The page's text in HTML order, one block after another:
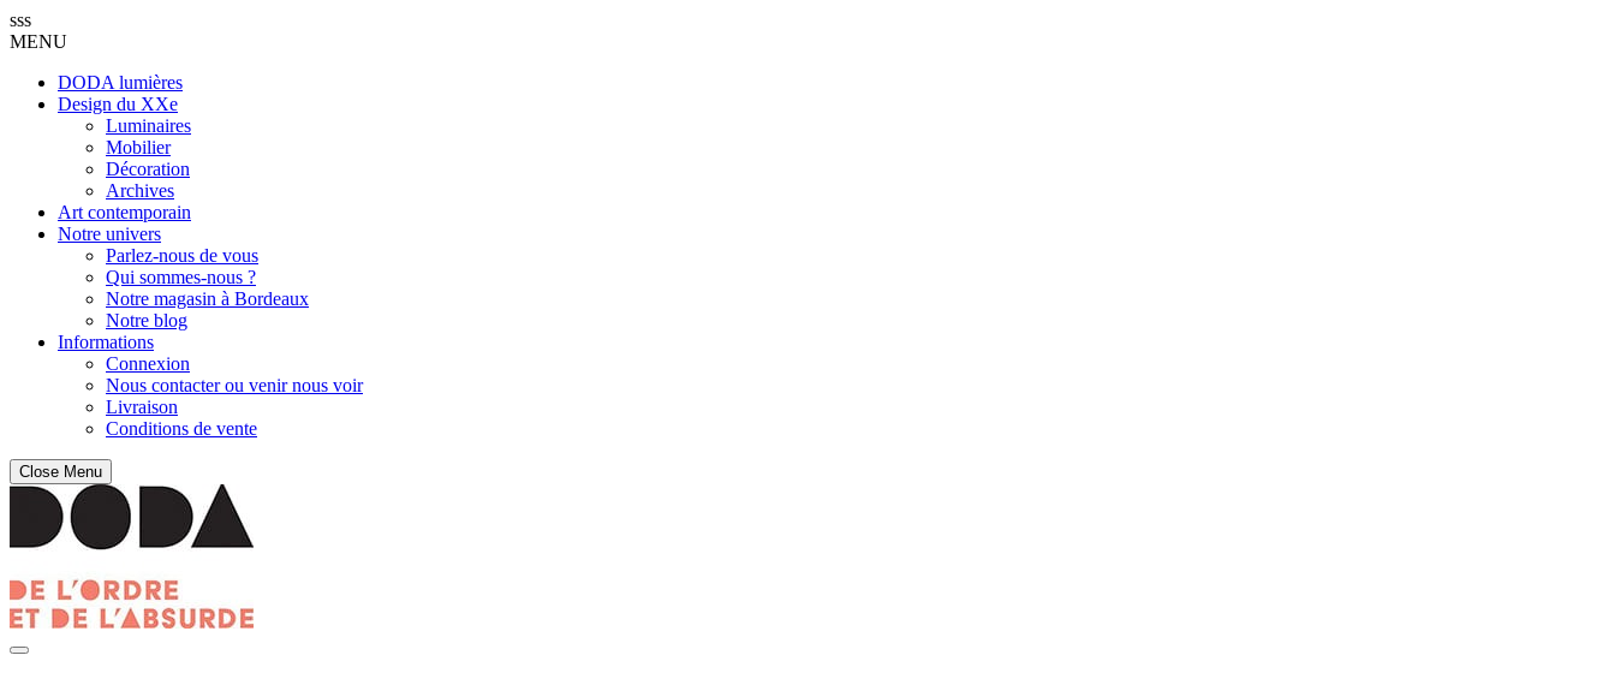
sss
MENU
DODA lumières
Design du XXe
Luminaires
Mobilier
Décoration
Archives
Art contemporain
Notre univers
Parlez-nous de vous
Qui sommes-nous ?
Notre magasin à Bordeaux
Notre blog
Informations
Connexion
Nous contacter ou venir nous voir
Livraison
Conditions de vente
Close Menu